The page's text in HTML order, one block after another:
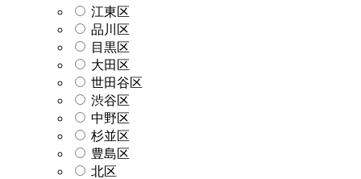
江東区
品川区
目黒区
大田区
世田谷区
渋谷区
中野区
杉並区
豊島区
北区